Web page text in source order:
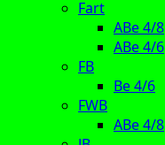
Fart
ABe 4/8
ABe 4/6
FB
Be 4/6
FWB
ABe 4/8